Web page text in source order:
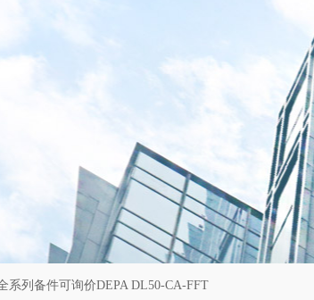
系列备件可询价DEPA DL50-CA-FFT